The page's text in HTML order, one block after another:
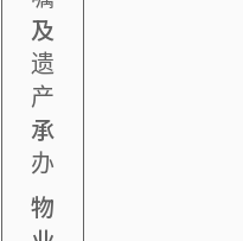
及
遗
产
承
办
物